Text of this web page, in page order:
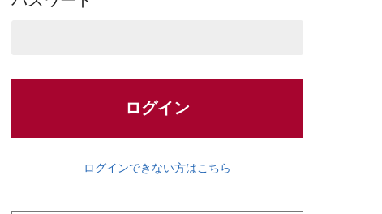
ログイン
ログインできない方はこちら